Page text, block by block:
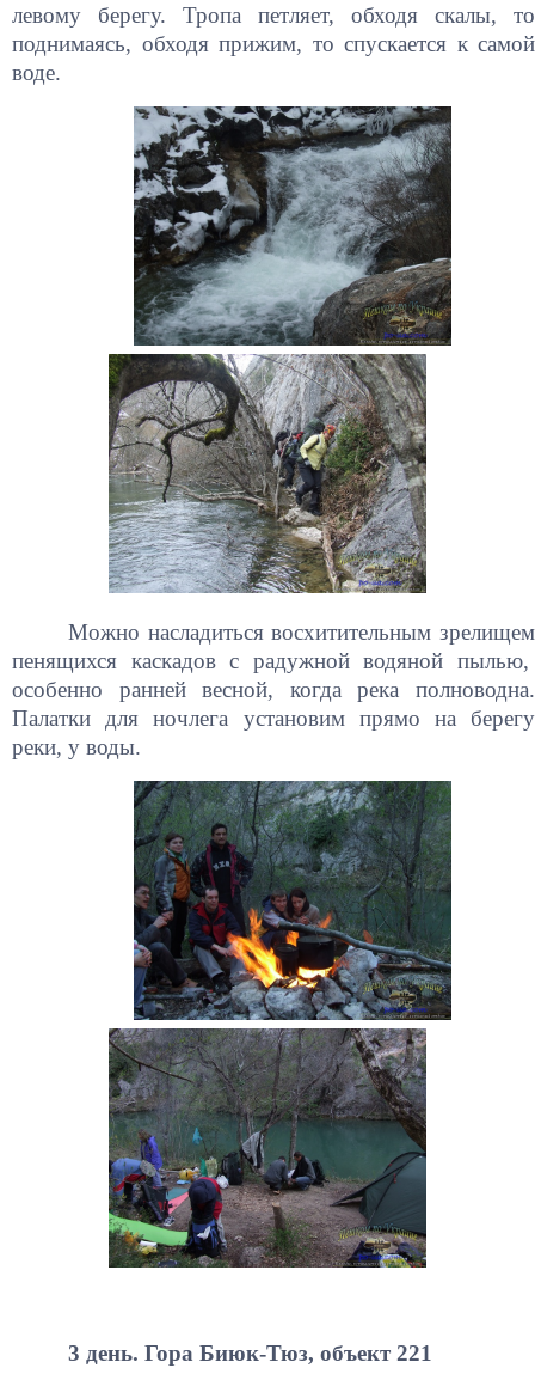
левому берегу. Тропа петляет, обходя скалы, то
поднимаясь, обходя прижим, то спускается к самой
воде.
Можно насладиться восхитительным зрелищем
пенящихся каскадов с радужной водяной пылью,
особенно ранней весной, когда река полноводна.
Палатки для ночлега установим прямо на берегу
реки, у воды.
3 день. Гора Биюк-Тюз, объект 221